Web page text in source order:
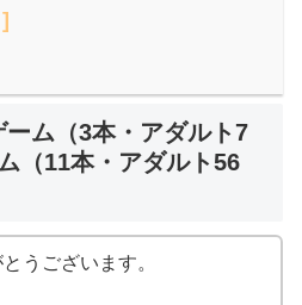
ーム（3本・アダルト7
（11本・アダルト56
うございます。